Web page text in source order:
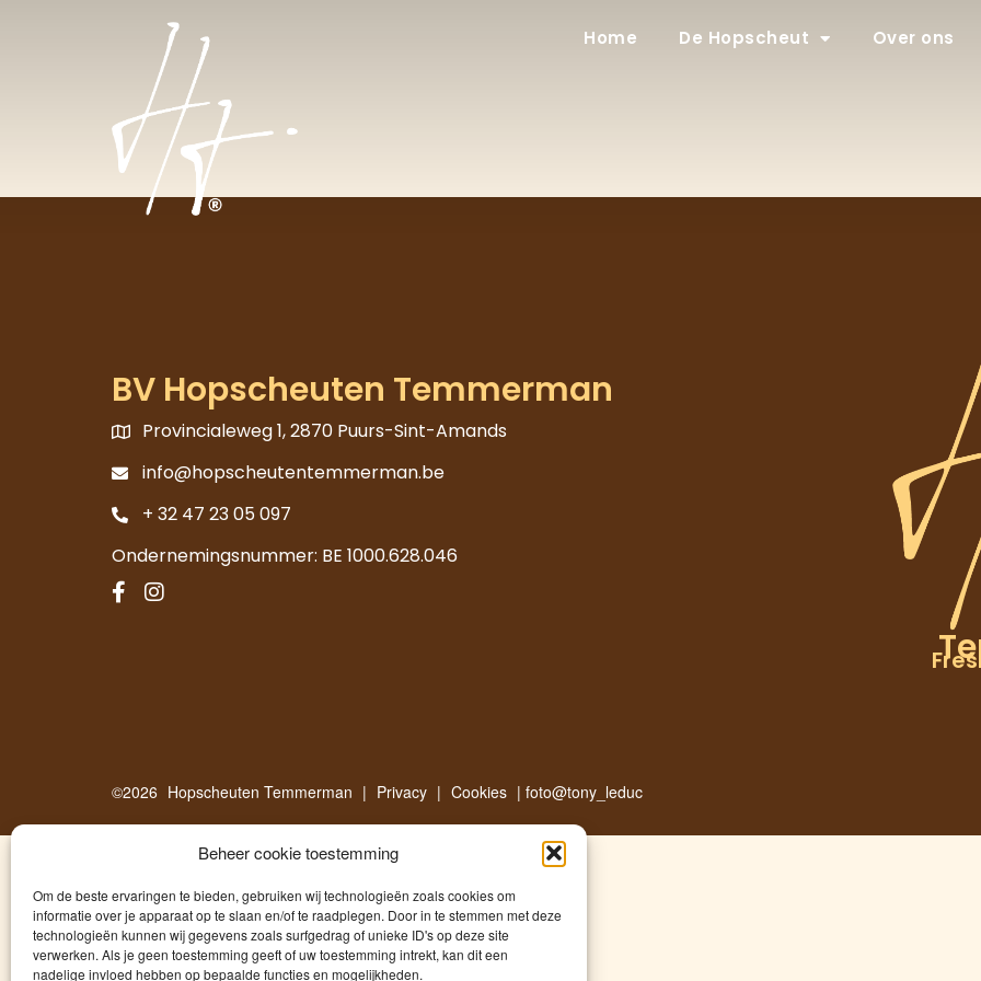
Beheer cookie toestemming
Om de beste ervaringen te bieden, gebruiken wij technologieën zoals cookies om
informatie over je apparaat op te slaan en/of te raadplegen. Door in te stemmen met deze
technologieën kunnen wij gegevens zoals surfgedrag of unieke ID's op deze site
verwerken. Als je geen toestemming geeft of uw toestemming intrekt, kan dit een
nadelige invloed hebben op bepaalde functies en mogelijkheden.
Home De Hopscheut Over ons
BV Hopscheuten Temmerman
Provincialeweg 1, 2870 Puurs-Sint-Amands
info@hopscheutentemmerman.be
+ 32 47 23 05 097
Ondernemingsnummer: BE 1000.628.046
©2026 Hopscheuten Temmerman | Privacy | Cookies | foto@tony_leduc